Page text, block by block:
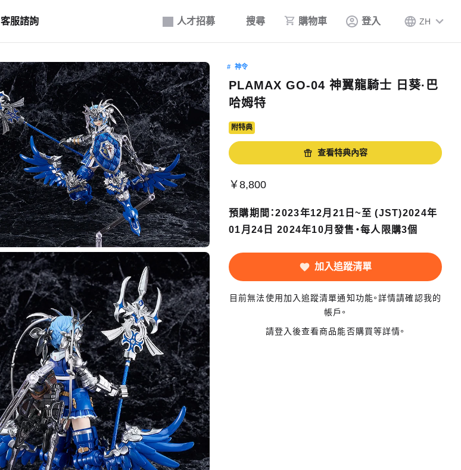
人才招募 搜尋 購物車 登入 ZH
客服諮詢
神令
PLAMAX GO-04 神翼龍騎士 日葵·巴
哈姆特
附特典
查看特典內容
￥8,800
預購期間：2023年12月21日~至 (JST)2024年
01月24日 2024年10月發售・每人限購3個
加入追蹤清單
目前無法使用加入追蹤清單通知功能。詳情請確認我的
帳戶。
請登入後查看商品能否購買等詳情。